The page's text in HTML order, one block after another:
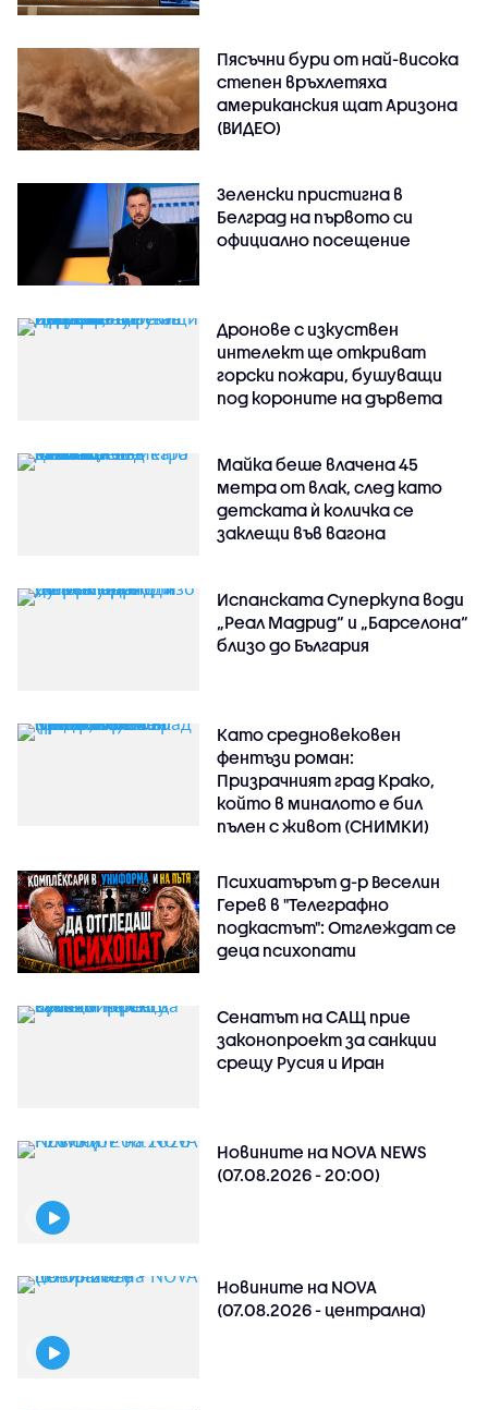
Пясъчни бури от най-висока
степен връхлетяха
американския щат Аризона
(ВИДЕО)
Зеленски пристигна в
Белград на първото си
официално посещение
Дронове с изкуствен
интелект ще откриват
горски пожари, бушуващи
под короните на дървета
Майка беше влачена 45
метра от влак, след като
детската ѝ количка се
заклещи във вагона
Испанската Суперкупа води
„Реал Мадрид“ и „Барселона“
близо до България
Като средновековен
фентъзи роман:
Призрачният град Крако,
който в миналото е бил
пълен с живот (СНИМКИ)
Психиатърът д-р Веселин
Герев в "Телеграфно
подкастът": Отглеждат се
деца психопати
Сенатът на САЩ прие
законопроект за санкции
срещу Русия и Иран
Новините на NOVA NEWS
(07.08.2026 - 20:00)
Новините на NOVA
(07.08.2026 - централна)